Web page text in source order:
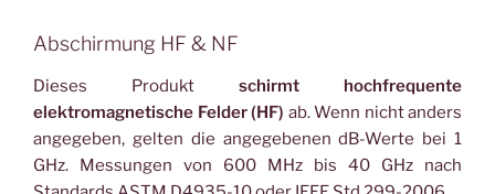
Abschirmung HF & NF
Dieses Produkt schirmt hochfrequente
elektromagnetische Felder (HF) ab. Wenn nicht anders
angegeben, gelten die angegebenen dB-Werte bei 1
GHz. Messungen von 600 MHz bis 40 GHz nach